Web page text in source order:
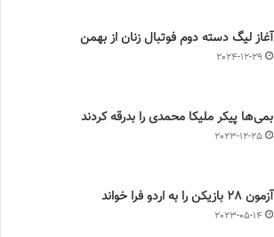
آغاز لیگ دسته دوم فوتبال زنان از بهمن
2024-12-29
بمی‌ها پیکر ملیکا محمدی را بدرقه کردند
2023-12-25
آزمون 28 بازیکن را به اردو فرا خواند
2023-05-14